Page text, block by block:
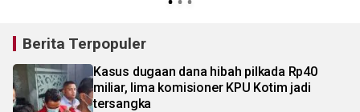
Berita Terpopuler
Kasus dugaan dana hibah pilkada Rp40
miliar, lima komisioner KPU Kotim jadi
tersangka